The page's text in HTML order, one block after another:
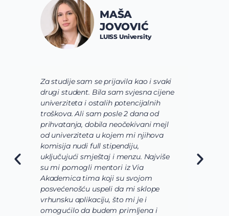
Za studije sam se prijavila kao i svaki
drugi student. Bila sam svjesna cijene
univerziteta i ostalih potencijalnih
troškova. Ali sam posle 2 dana od
prihvatanja, dobila neočekivani mejl
od univerziteta u kojem mi njihova
komisija nudi full stipendiju,
uključujući smještaj i menzu. Najviše
su mi pomogli mentori iz Via
Akademica tima koji su svojom
posvećenošću uspeli da mi sklope
vrhunsku aplikaciju, što mi je i
omogućilo da budem primljena i
MAŠA
JOVOVIĆ
LUISS University